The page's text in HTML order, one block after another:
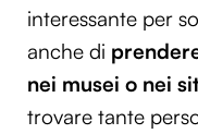
interessante per
anche di
nei musei o nei
trovare tante